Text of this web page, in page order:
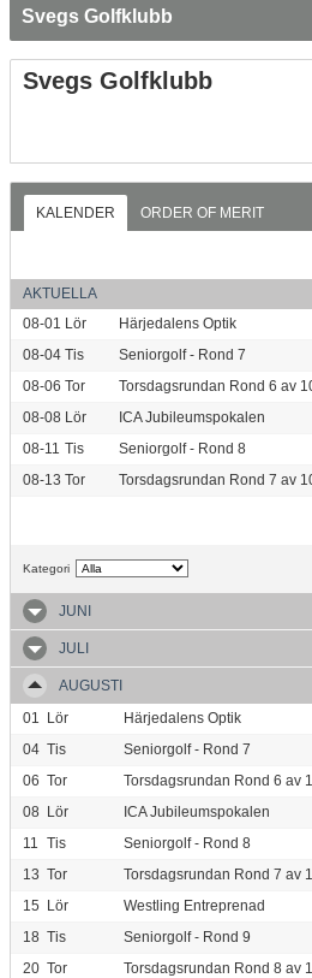
Svegs Golfklubb
Svegs Golfklubb
KALENDER ORDER OF MERIT
AKTUELLA
08-01 Lör
Härjedalens Optik
08-04 Tis
Seniorgolf - Rond 7
08-06 Tor
Torsdagsrundan Rond 6 av
08-08 Lör
ICA Jubileumspokalen
08-11 Tis
Seniorgolf - Rond 8
08-13 Tor Torsdagsrundan Rond 7 av
Kategori
JUNI
JULI
AUGUSTI
01
Lör
Härjedalens Optik
04 Tis
Seniorgolf - Rond 7
06 Tor
Torsdagsrundan Rond 6 av
08 Lör
ICA Jubileumspokalen
11
Tis
Seniorgolf - Rond 8
13 Tor
Torsdagsrundan Rond 7 av
15 Lör
Westling Entreprenad
18 Tis
Seniorgolf - Rond 9
20 Tor
Torsdagsrundan Rond 8 av